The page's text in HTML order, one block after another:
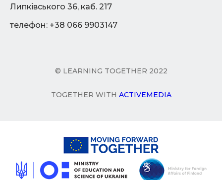
Липківського 36, каб. 217
телефон: +38 066 9903147
© LEARNING TOGETHER 2022
TOGETHER WITH ACTIVEMEDIA